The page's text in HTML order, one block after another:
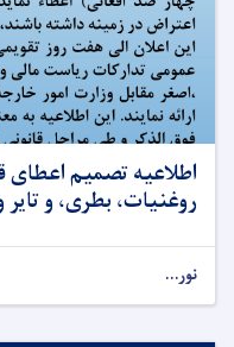
اطلاعیه تصمیم اعطای
روغنیات، بطری، و
نور...